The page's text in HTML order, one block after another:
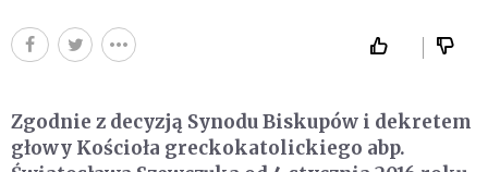
Zgodnie z decyzją Synodu Biskupów i dekretem
głowy Kościoła greckokatolickiego abp.